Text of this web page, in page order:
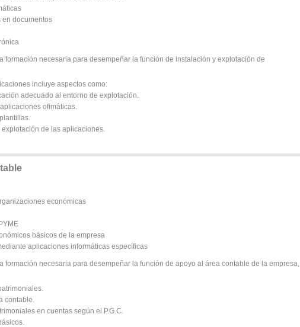
en documentos
formación necesaria para desempeñar la función de instalación y explotación de
incluye aspectos como:
adecuado al entorno de explotación.
ofimáticas.
de las aplicaciones.
económicas
básicos de la empresa
aplicaciones informáticas específicas
formación necesaria para desempeñar la función de apoyo al área contable de la empresa,
contable.
en cuentas según el P.G.C.